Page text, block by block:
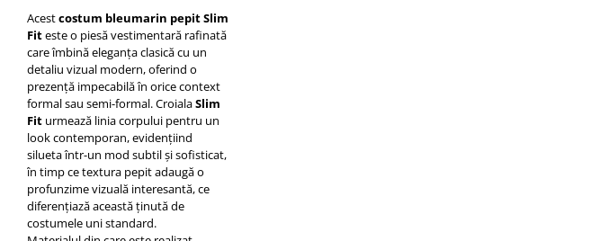
Acestcostum bleumarin pepit Slim
Fiteste o piesă vestimentară rafinată
care îmbină eleganța clasică cu un
detaliu vizual modern, oferind o
prezență impecabilă în orice context
formal sau semi-formal. CroialaSlim
Fit urmează linia corpului pentru un
look contemporan, evidențiind
silueta într-un mod subtil și sofisticat,
în timp ce textura pepit adaugă o
profunzime vizuală interesantă, ce
diferențiază această ținută de
costumele uni standard.